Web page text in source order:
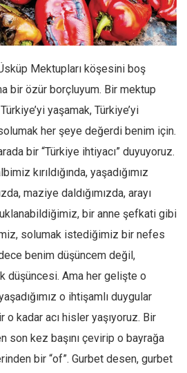
Mektupları köşesini boş
bir özür borçluyum. Bir mektup
yaşamak, Türkiye’yi
her şeye değerdi benim için.
bir “Türkiye ihtiyacı” duyuyoruz.
kırıldığında, yaşadığımız
maziye daldığımızda, arayı
bir anne şefkati gibi
solumak istediğimiz bir nefes
benim düşüncem değil,
düşüncesi. Ama her gelişte o
o ihtişamlı duygular
o kadar acı hisler yaşıyoruz. Bir
son kez başını çevirip o bayrağa
bir “of”. Gurbet desen, gurbet